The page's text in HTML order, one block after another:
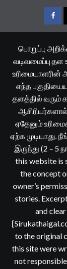
பொறுப்பு
வடிவமைப்பு
உரிமையாளரின்
எந்த
தளத்தில் வரும்
ஏதேனும்
ஏற்க
இருந்து (2 – 5
this website is
the concept
owner’s
stories.
and
to the original
this site were
not